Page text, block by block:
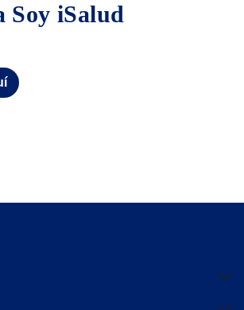
Soy iSalud